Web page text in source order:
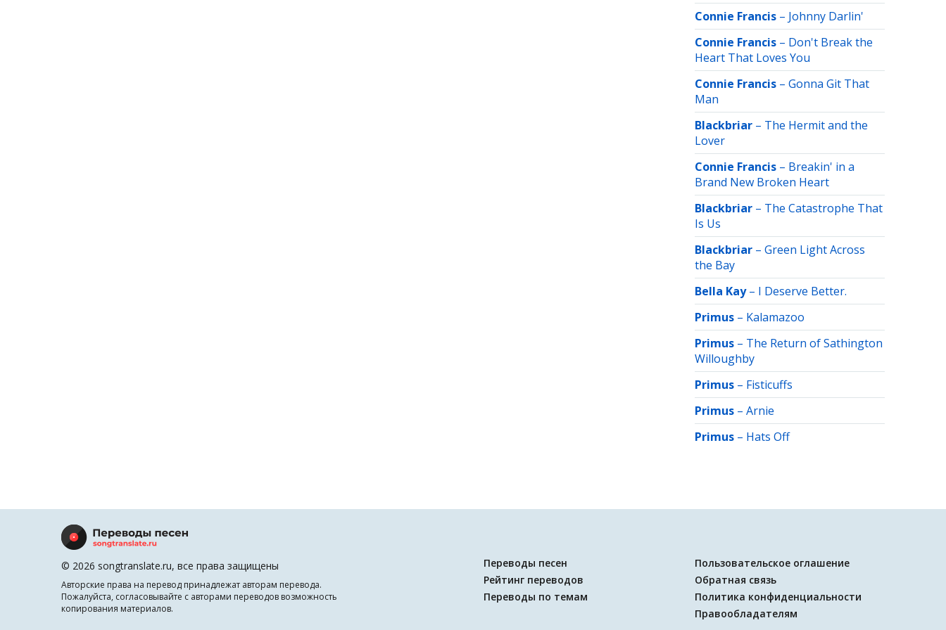
Connie Francis – Johnny Darlin'
Connie Francis – Don't Break the
Heart That Loves You
Connie Francis – Gonna Git That
Man
Blackbriar – The Hermit and the
Lover
Connie Francis – Breakin' in a
Brand New Broken Heart
Blackbriar – The Catastrophe That
Is Us
Blackbriar – Green Light Across
the Bay
Bella Kay– I Deserve Better.
Primus – Kalamazoo
Primus – The Return of Sathington
Willoughby
Primus – Fisticuffs
Primus – Arnie
Primus – Hats Off
© 2026 songtranslate.ru, все права защищены
Авторские права на перевод принадлежат авторам перевода.
Пожалуйста, согласовывайте с авторами переводов возможность
копирования материалов.
Пользовательское оглашение
Обратная связь
Политика конфиденциальности
Правообладателям
Переводы песен
Рейтинг переводов
Переводы по темам